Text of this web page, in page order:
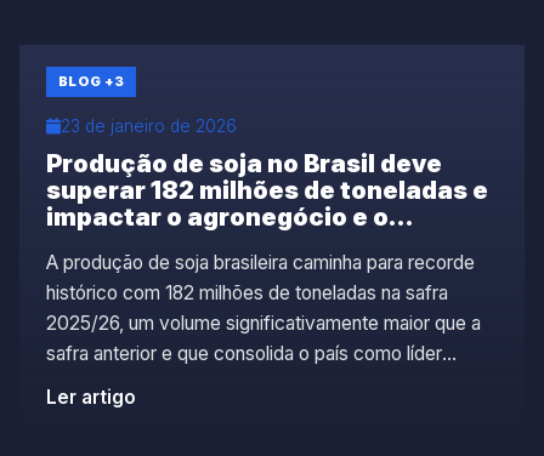
destaque […]
BLOG +3
23 de janeiro de 2026
Produção de soja no Brasil deve
superar 182 milhões de toneladas e
impactar o agronegócio e o
A produção de soja brasileira caminha para recorde
histórico com 182 milhões de toneladas na safra
2025/26, um volume significativamente maior que a
safra anterior e que consolida o país como líder
mundial na produção da oleaginosa. A estimativa foi
divulgada por consultorias do setor e confirma um
Ler artigo